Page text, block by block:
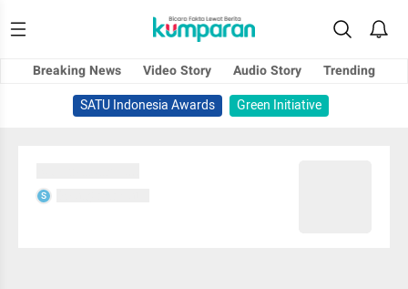
Breaking News Video Story Audio Story
Trending
SATU Indonesia Awards
Green Initiative
S